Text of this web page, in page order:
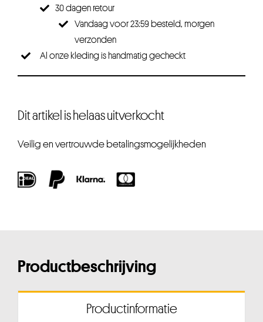
30 dagen retour
Vandaag voor 23:59 besteld, morgen
verzonden
Al onze kleding is handmatig gecheckt
Dit artikel is helaas uitverkocht
Veilig en vertrouwde betalingsmogelijkheden
Productbeschrijving
Productinformatie